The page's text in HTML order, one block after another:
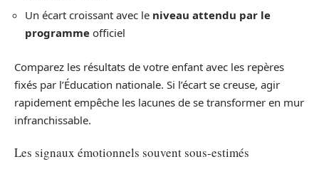
Un écart croissant avec le niveau attendu par le
programme officiel
Comparez les résultats de votre enfant avec les repères
fixés par l’Éducation nationale. Si l’écart se creuse, agir
rapidement empêche les lacunes de se transformer en mur
infranchissable.
Les signaux émotionnels souvent sous-estimés